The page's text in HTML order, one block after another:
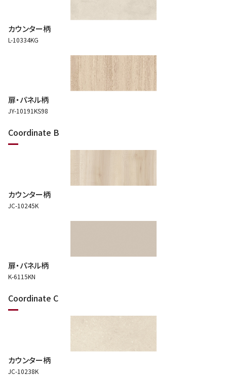
カウンター柄
L-10334KG
扉・パネル柄
JY-10191KS98
Coordinate B
カウンター柄
JC-10245K
扉・パネル柄
K-6115KN
Coordinate C
カウンター柄
JC-10238K